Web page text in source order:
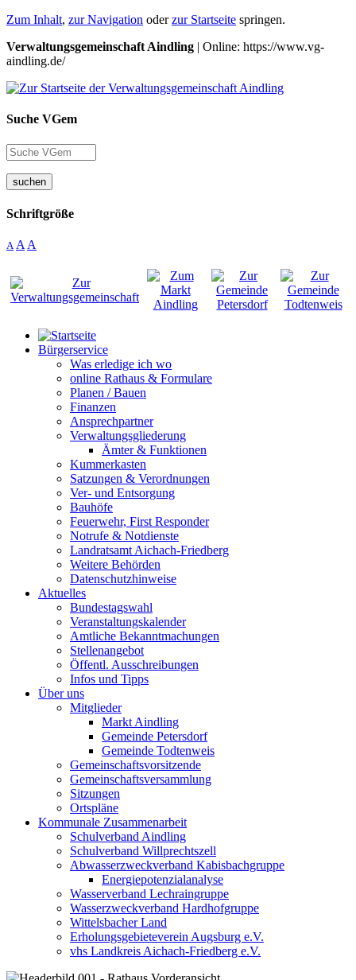
Zum Inhalt, zur Navigation oderzur Startseite springen.
Verwaltungsgemeinschaft Aindling | Online: https://www.vg-
aindling.de/
Suche VGem
suchen
Schriftgröße
A A A
Bürgerservice
Was erledige ich wo
online Rathaus & Formulare
Planen / Bauen
Finanzen
Ansprechpartner
Verwaltungsgliederung
Ämter & Funktionen
Kummerkasten
Satzungen & Verordnungen
Ver- und Entsorgung
Bauhöfe
Feuerwehr, First Responder
Notrufe & Notdienste
Landratsamt Aichach-Friedberg
Weitere Behörden
Datenschutzhinweise
Aktuelles
Bundestagswahl
Veranstaltungskalender
Amtliche Bekanntmachungen
Stellenangebot
Öffentl. Ausschreibungen
Infos und Tipps
Über uns
Mitglieder
Markt Aindling
Gemeinde Petersdorf
Gemeinde Todtenweis
Gemeinschaftsvorsitzende
Gemeinschaftsversammlung
Sitzungen
Ortspläne
Kommunale Zusammenarbeit
Schulverband Aindling
Schulverband Willprechtszell
Abwasserzweckverband Kabisbachgruppe
Energiepotenzialanalyse
Wasserverband Lechraingruppe
Wasserzweckverband Hardhofgruppe
Wittelsbacher Land
Erholungsgebieteverein Augsburg e.V.
vhs Landkreis Aichach-Friedberg e.V.